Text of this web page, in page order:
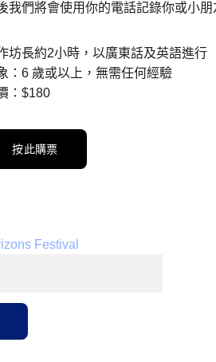
我們將會使用你的電話記錄你或小
坊長約2小時，以廣東話及英語進行
：6 歲或以上，無需任何經驗
：$180
按此購票
Festival